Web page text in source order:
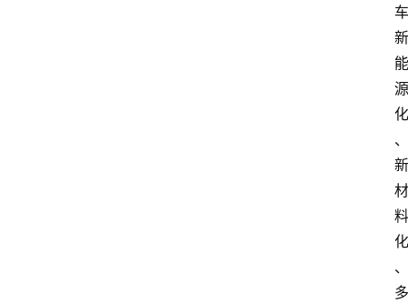
车
新
能
源
化
、
新
材
料
化
、
多